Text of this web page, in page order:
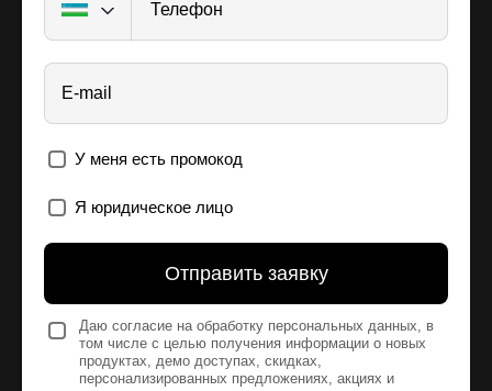
Телефон
E-mail
У меня есть промокод
Я юридическое лицо
Отправить заявку
Даю согласие на обработку персональных данных, в
том числе с целью получения информации о новых
продуктах, демо доступах, скидках,
персонализированных предложениях, акциях и